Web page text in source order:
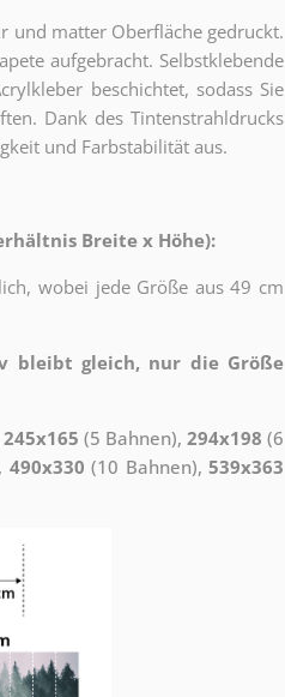
und matter Oberfläche gedruckt.
aufgebracht. Selbstklebende
beschichtet, sodass Sie
Dank des Tintenstrahldrucks
und Farbstabilität aus.
Breite x Höhe):
wobei jede Größe aus 49 cm
bleibt gleich, nur die Größe
245x165 (5 Bahnen), 294x198 (6
490x330 (10 Bahnen),539x363